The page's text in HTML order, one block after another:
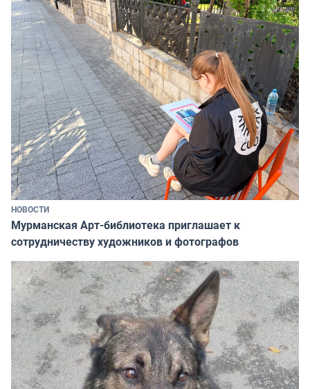
НОВОСТИ
Мурманская Арт-библиотека приглашает к
сотрудничеству художников и фотографов